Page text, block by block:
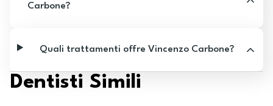
Carbone?
Quali trattamenti offre Vincenzo Carbone?
Dentisti Simili